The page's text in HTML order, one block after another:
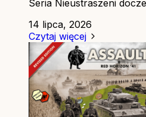
Seria Nieustraszeni
14 lipca, 2026
Czytaj więcej